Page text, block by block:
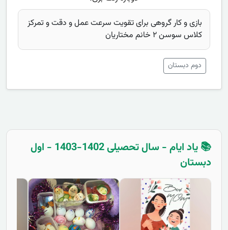
بازی و کار گروهی برای تقویت سرعت عمل و دقت و تمرکز
کلاس سوسن ۲ خانم مختاریان
دوم دبستان
📚 یاد ایام - سال تحصیلی 1402-1403 - اول
دبستان